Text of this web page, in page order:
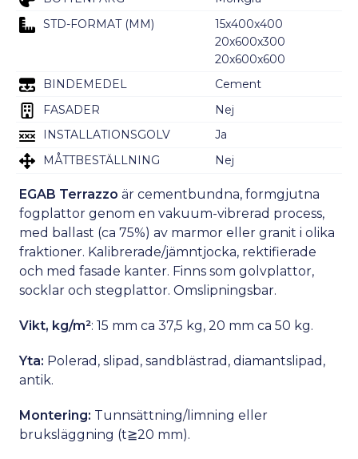
STD-FORMAT (MM)
15x400x400
20x600x300
20x600x600
BINDEMEDEL
Cement
FASADER
Nej
INSTALLATIONSGOLV
Ja
MÅTTBESTÄLLNING
Nej
EGAB Terrazzo är cementbundna, formgjutna
fogplattor genom en vakuum-vibrerad process,
med ballast (ca 75%) av marmor eller granit i olika
fraktioner. Kalibrerade/jämntjocka, rektifierade
och med fasade kanter. Finns som golvplattor,
socklar och stegplattor. Omslipningsbar.
Vikt, kg/m²: 15 mm ca 37,5 kg, 20 mm ca 50 kg.
Yta: Polerad, slipad, sandblästrad, diamantslipad,
antik.
Montering: Tunnsättning/limning eller
bruksläggning (t≧20 mm).